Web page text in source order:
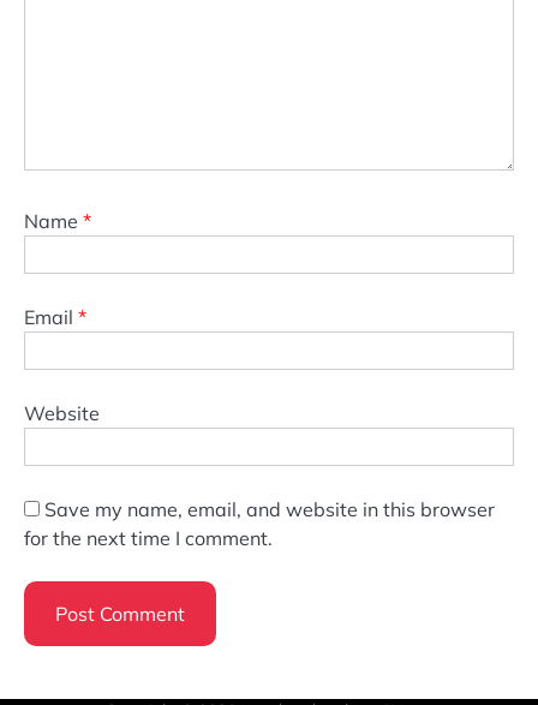
Name *
Email *
Website
Save my name, email, and website in this browser
for the next time I comment.